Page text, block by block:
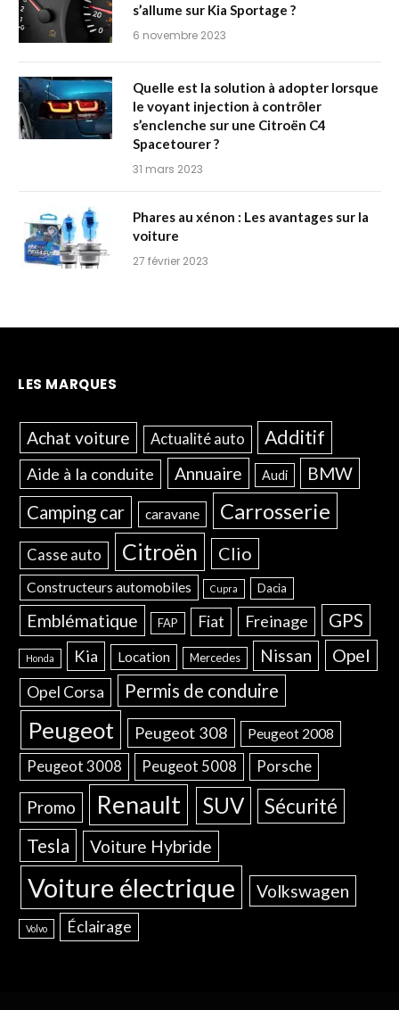
s’allume sur Kia Sportage ?
6 novembre 2023
Quelle est la solution à adopter lorsque
le voyant injection à contrôler
s’enclenche sur une Citroën C4
Spacetourer ?
31 mars 2023
Phares au xénon : Les avantages sur la
voiture
27 février 2023
LES MARQUES
Achat voiture Actualité auto Additif
Aide à la conduite Annuaire Audi BMW
Camping car caravane Carrosserie
Casse auto Citroën Clio
Constructeurs automobiles Cupra Dacia
Emblématique FAP Fiat Freinage GPS
Honda Kia Location Mercedes Nissan Opel
Opel Corsa Permis de conduire
Peugeot Peugeot 308 Peugeot 2008
Peugeot 3008 Peugeot 5008 Porsche
Promo Renault SUV Sécurité
Tesla Voiture Hybride
Voiture électrique Volkswagen
Volvo Éclairage